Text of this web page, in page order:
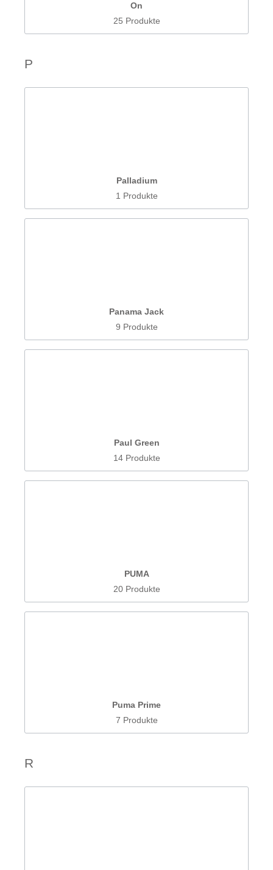
On
25 Produkte
P
Palladium
1 Produkte
Panama Jack
9 Produkte
Paul Green
14 Produkte
PUMA
20 Produkte
Puma Prime
7 Produkte
R